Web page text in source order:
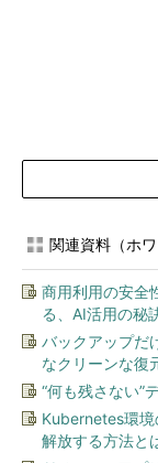
関連資料（ホワ
商用利用の安全
る、AI活用の秘
バックアップだ
なクリーンな復
“何も残さない”
Kubernetes環境
解放する方法と